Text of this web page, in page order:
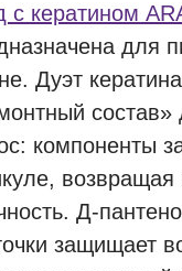
с кератином
для
Дуэт
состав»
компоненты
Д-
защищает